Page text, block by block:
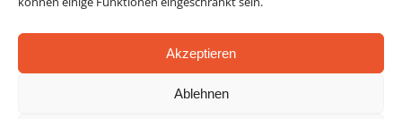
Akzeptieren
Ablehnen